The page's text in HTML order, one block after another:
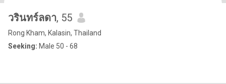
วรินทร์ลดา, 55
Rong Kham, Kalasin, Thailand
Seeking: Male 50 - 68